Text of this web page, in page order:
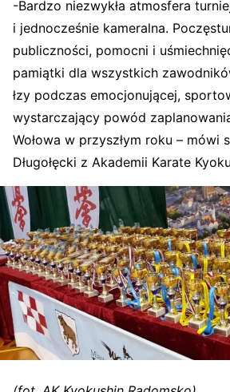
-Bardzo niezwykła atmosfera
i jednocześnie kameralna.
publiczności, pomocni i
pamiątki dla wszystkich
łzy podczas emocjonującej,
wystarczający powód
Wołowa w przyszłym roku – mówi
Długołęcki z Akademii Karate